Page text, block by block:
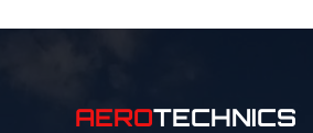
AEROTECHNICS